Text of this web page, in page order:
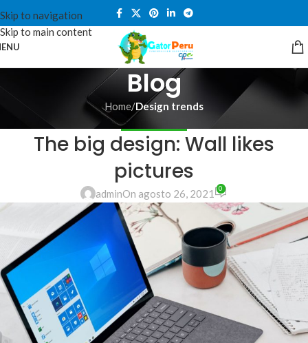
Skip to navigation
Skip to main content
Blog
Home/Design trends
DESIGN TRENDS
The big design: Wall likes
pictures
adminOn agosto 26, 2021 0